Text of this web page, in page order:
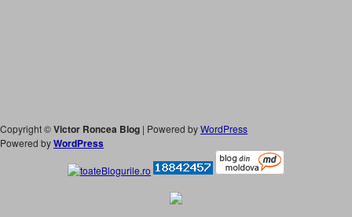
Copyright ©Victor Roncea Blog | Powered byWordPress
Powered byWordPress